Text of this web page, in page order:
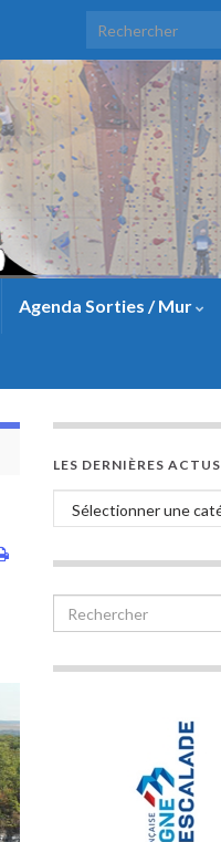
Agenda Sorties / Mur
LES DERNIÈRES ACTUS